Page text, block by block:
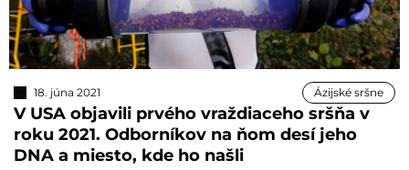
18. júna 2021 Ázijské sršne
V USA objavili prvého vraždiaceho sršňa v
roku 2021. Odborníkov na ňom desí jeho
DNA a miesto, kde ho našli